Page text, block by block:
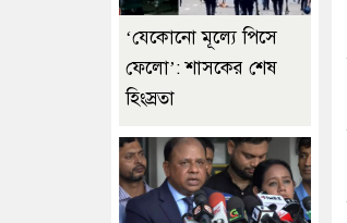
‘যেকোনো মূল্যে পিসে
ফেলো’: শাসকের শেষ
হিংস্রতা